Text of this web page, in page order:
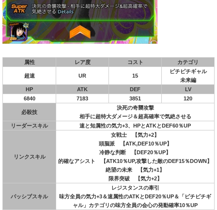
属性 レア度 コスト カテゴリ
超速 UR 15
ピチピチギャル
未来編
HP
ATK DEF
LV
6840
7183 3851 120
必殺技
決死の奇襲攻撃
相手に超特大ダメージ＆超高確率で気絶させる
リーダースキル
速と知属性の気力+3、HPとATKとDEF60％UP
リンクスキル
女戦士 【気力+2】
頭脳派 【ATK,DEF10％UP】
冷静な判断 【DEF20％UP】
的確なアシスト 【ATK10％UP,攻撃した敵のDEF15％DOWN】
絶望の未来 【気力+1】
限界突破 【気力+2】
パッシブスキル
レジスタンスの牽引
味方全員の気力+3＆速属性のATKとDEF20％UP＆「ピチピチギ
ャル」カテゴリの味方全員の会心の発動確率10％UP